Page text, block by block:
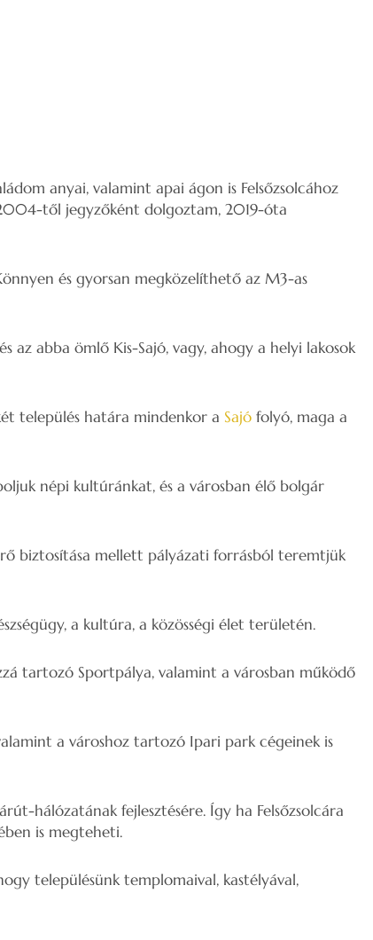
anyai, valamint apai ágon is Felsőzsolcához
től jegyzőként dolgoztam, 2019-óta
és gyorsan megközelíthető az M3-as
az abba ömlő Kis-Sajó, vagy, ahogy a helyi lakosok
település határa mindenkor a Sajó folyó, maga a
népi kultúránkat, és a városban élő bolgár
biztosítása mellett pályázati forrásból teremtjük
a kultúra, a közösségi élet területén.
tartozó Sportpálya, valamint a városban működő
a városhoz tartozó Ipari park cégeinek is
hálózatának fejlesztésére. Így ha Felsőzsolcára
is megteheti.
településünk templomaival, kastélyával,